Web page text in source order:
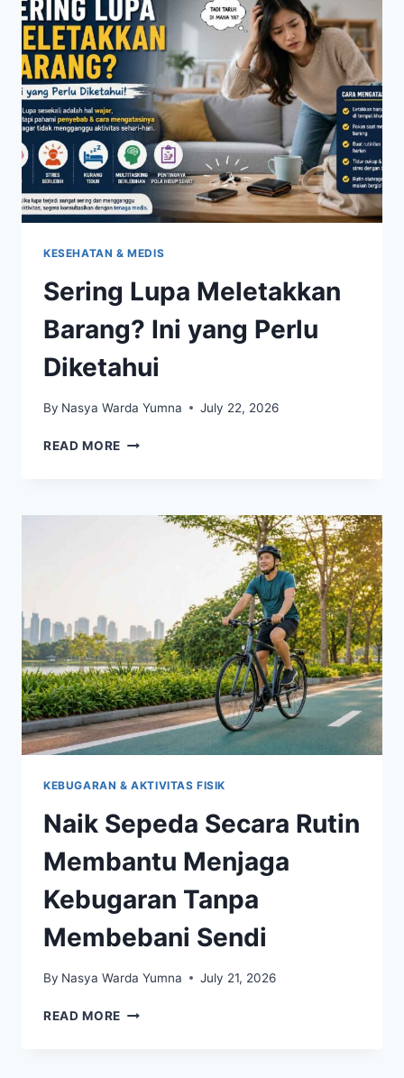
UNTUK
MENDUKUNG
KESEHATAN
JANTUNG
KESEHATAN & MEDIS
Sering Lupa Meletakkan
Barang? Ini yang Perlu
Diketahui
By Nasya Warda Yumna July 22, 2026
READ MORE SERING
KEBUGARAN & AKTIVITAS FISIK
Naik Sepeda Secara Rutin
Membantu Menjaga
Kebugaran Tanpa
Membebani Sendi
By Nasya Warda Yumna July 21, 2026
READ MORE NAIK